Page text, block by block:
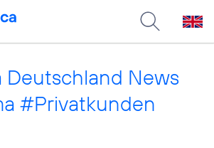
Deutschland News
#Privatkunden